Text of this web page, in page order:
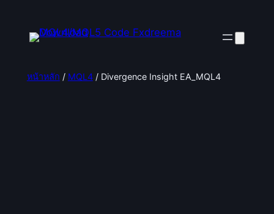
หน้าหลัก / MQL4/ Divergence Insight EA_MQL4